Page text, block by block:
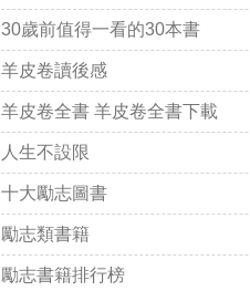
30歲前值得一看的30本書
羊皮卷讀後感
羊皮卷全書 羊皮卷全書下載
人生不設限
十大勵志圖書
勵志類書籍
勵志書籍排行榜